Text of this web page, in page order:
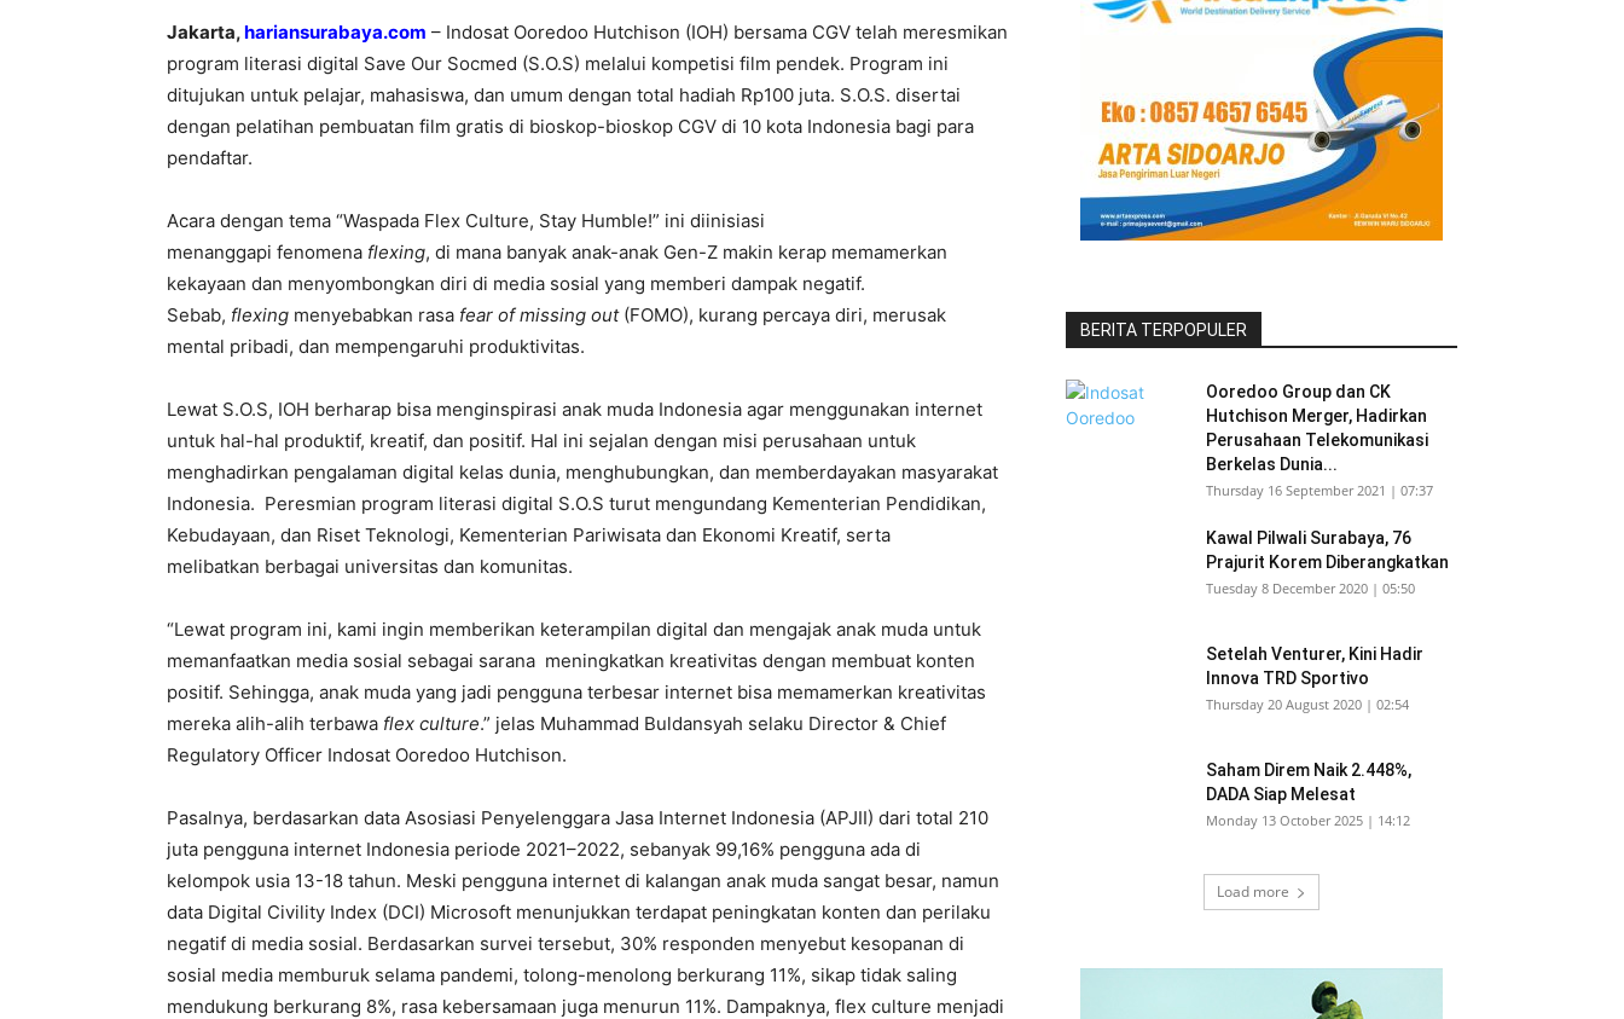
Jakarta,hariansurabaya.com – Indosat Ooredoo Hutchison (IOH) bersama CGV telah meresmikan
program literasi digital Save Our Socmed (S.O.S) melalui kompetisi film pendek. Program ini
ditujukan untuk pelajar, mahasiswa, dan umum dengan total hadiah Rp100 juta. S.O.S. disertai
dengan pelatihan pembuatan film gratis di bioskop-bioskop CGV di 10 kota Indonesia bagi para
pendaftar.
Acara dengan tema “Waspada Flex Culture, Stay Humble!” ini diinisiasi
menanggapi fenomena flexing, di mana banyak anak-anak Gen-Z makin kerap memamerkan
kekayaan dan menyombongkan diri di media sosial yang memberi dampak negatif.
Sebab, flexing menyebabkan rasa fear of missing out(FOMO), kurang percaya diri, merusak
mental pribadi, dan mempengaruhi produktivitas.
Lewat S.O.S, IOH berharap bisa menginspirasi anak muda Indonesia agar menggunakan internet
untuk hal-hal produktif, kreatif, dan positif. Hal ini sejalan dengan misi perusahaan untuk
menghadirkan pengalaman digital kelas dunia, menghubungkan, dan memberdayakan masyarakat
Indonesia. Peresmian program literasi digital S.O.S turut mengundang Kementerian Pendidikan,
Kebudayaan, dan Riset Teknologi, Kementerian Pariwisata dan Ekonomi Kreatif, serta
melibatkan berbagai universitas dan komunitas.
“Lewat program ini, kami ingin memberikan keterampilan digital dan mengajak anak muda untuk
memanfaatkan media sosial sebagai sarana meningkatkan kreativitas dengan membuat konten
positif. Sehingga, anak muda yang jadi pengguna terbesar internet bisa memamerkan kreativitas
mereka alih-alih terbawa flex culture.” jelas Muhammad Buldansyah selaku Director & Chief
Regulatory Officer Indosat Ooredoo Hutchison.
Pasalnya, berdasarkan data Asosiasi Penyelenggara Jasa Internet Indonesia (APJII) dari total 210
juta pengguna internet Indonesia periode 2021–2022, sebanyak 99,16% pengguna ada di
kelompok usia 13-18 tahun. Meski pengguna internet di kalangan anak muda sangat besar, namun
data Digital Civility Index (DCI) Microsoft menunjukkan terdapat peningkatan konten dan perilaku
negatif di media sosial. Berdasarkan survei tersebut, 30% responden menyebut kesopanan di
sosial media memburuk selama pandemi, tolong-menolong berkurang 11%, sikap tidak saling
mendukung berkurang 8%, rasa kebersamaan juga menurun 11%. Dampaknya, flex culture menjadi
BERITA TERPOPULER
Ooredoo Group dan CK
Hutchison Merger, Hadirkan
Perusahaan Telekomunikasi
Berkelas Dunia...
Thursday 16 September 2021 | 07:37
Kawal Pilwali Surabaya, 76
Prajurit Korem Diberangkatkan
Tuesday 8 December 2020 | 05:50
Setelah Venturer, Kini Hadir
Innova TRD Sportivo
Thursday 20 August 2020 | 02:54
Saham Direm Naik 2.448%,
DADA Siap Melesat
Monday 13 October 2025 | 14:12
Load more